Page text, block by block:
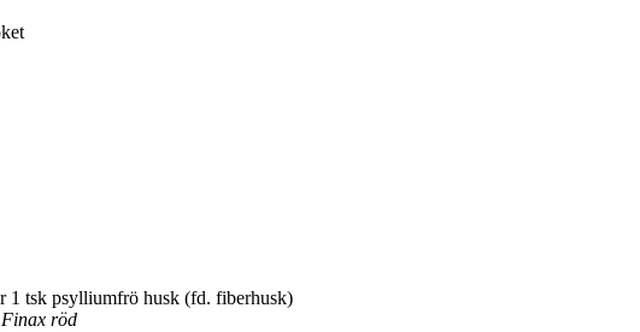
1 tsk psylliumfrö husk (fd. fiberhusk)
röd